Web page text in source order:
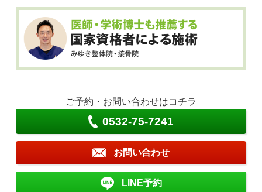
ご予約・お問い合わせはコチラ
0532-75-7241
お問い合わせ
LINE予約